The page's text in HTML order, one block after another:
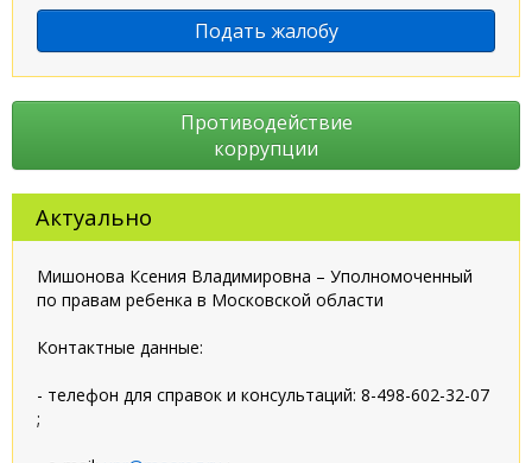
Подать жалобу
Противодействие
коррупции
Актуально
Мишонова Ксения Владимировна – Уполномоченный
по правам ребенка в Московской области
Контактные данные:
- телефон для справок и консультаций: 8-498-602-32-07
;